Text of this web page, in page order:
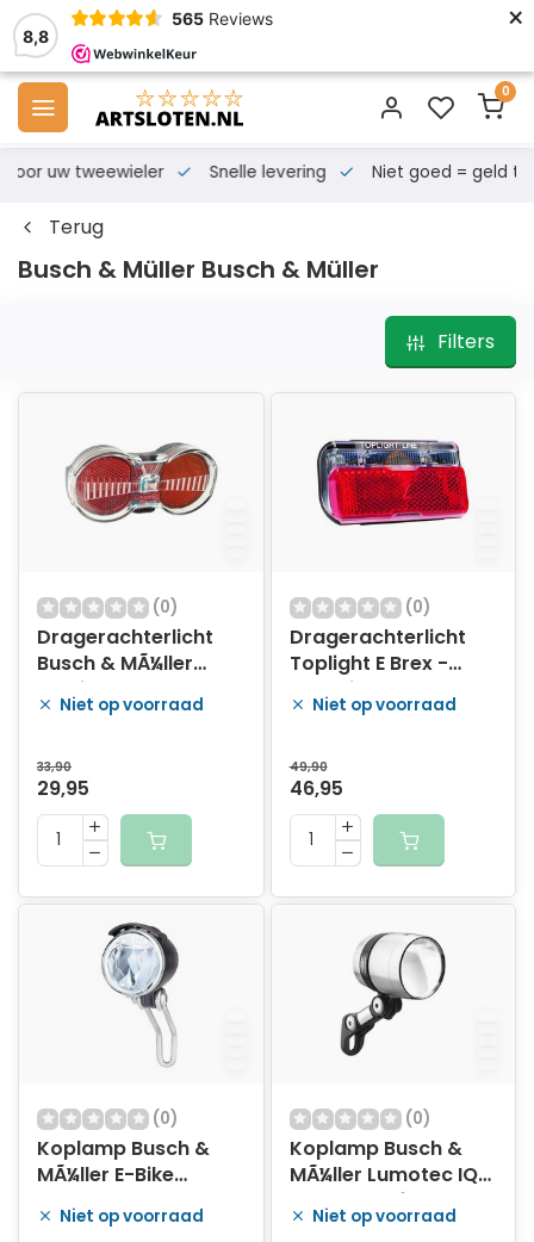
8,8
565 Reviews ×
0
voor uw tweewieler Snelle levering Niet goed = geld
Terug
Busch & Müller Busch & Müller
Filters
(0)
Dragerachterlicht
Busch & MÃ¼ller
Toplight Flat-S met
sensor
Niet op voorraad
33,90
29,95
(0)
Dragerachterlicht
Toplight E Brex -
geschikt voor E-
bikesNiet op voorraad
49,90
46,95
(0)
Koplamp Busch &
MÃ¼ller E-Bike
Lumotec IQ CYO
Premium 80-Lux
Niet op voorraad
(0)
Koplamp Busch &
MÃ¼ller Lumotec IQ-
X voor naafdynamo
6-60 Volt - 100 lux -
Niet op voorraad